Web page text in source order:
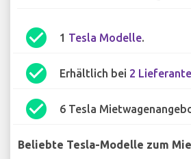
check_circle 1 Tesla Modelle.
check_circle Erhältlich bei 2
check_circle 6 Tesla
Beliebte Tesla-Modelle zum